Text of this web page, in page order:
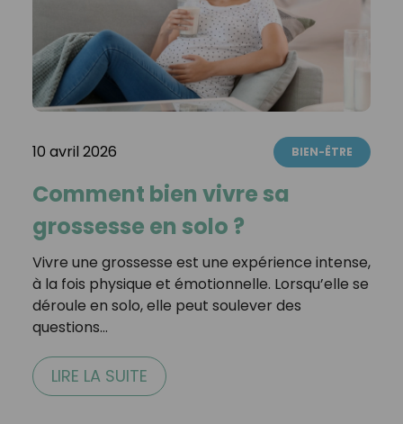
10 avril 2026 BIEN-ÊTRE
Comment bien vivre sa
grossesse en solo ?
Vivre une grossesse est une expérience intense,
à la fois physique et émotionnelle. Lorsqu’elle se
déroule en solo, elle peut soulever des
questions…
LIRE LA SUITE